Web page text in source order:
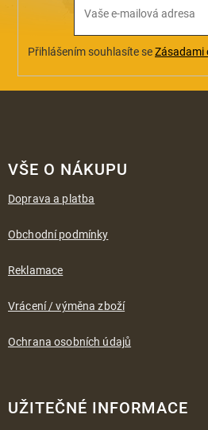
Přihlášením souhlasíte seZásadami
VŠE O NÁKUPU
Doprava a platba
Obchodní podmínky
Reklamace
Vrácení / výměna zboží
Ochrana osobních údajů
UŽITEČNÉ INFORMACE